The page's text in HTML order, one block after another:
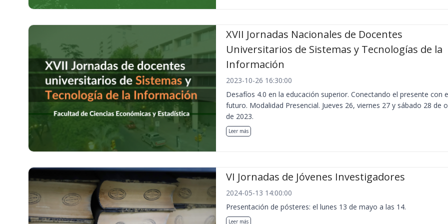
XVII Jornadas Nacionales de Docentes
Universitarios de Sistemas y Tecnologías de la
Información
2023-10-26 16:30:00
Desafíos 4.0 en la educación superior. Conectando el presente con
futuro. Modalidad Presencial. Jueves 26, viernes 27 y sábado 28 de
de 2023.
Leer más
VI Jornadas de Jóvenes Investigadores
2024-05-13 14:00:00
Presentación de pósteres: el lunes 13 de mayo a las 14.
Leer más